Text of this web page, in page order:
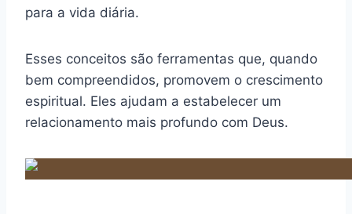
para a vida diária.
Esses conceitos são ferramentas que, quando
bem compreendidos, promovem o crescimento
espiritual. Eles ajudam a estabelecer um
relacionamento mais profundo com Deus.